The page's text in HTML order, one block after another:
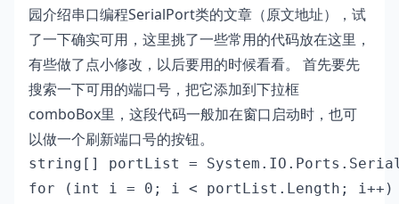
园介绍串口编程SerialPort类的文章（原文地址），试
了一下确实可用，这里挑了一些常用的代码放在这里，
有些做了点小修改，以后要用的时候看看。 首先要先
搜索一下可用的端口号，把它添加到下拉框
comboBox里，这段代码一般加在窗口启动时，也可
以做一个刷新端口号的按钮。
string[] portList =
for (int i = 0; i < portList.Length; i++)